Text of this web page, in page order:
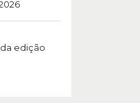
edição